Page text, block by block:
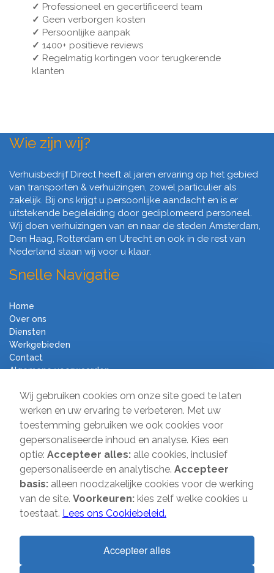
Wij gebruiken cookies om onze site goed te laten
werken en uw ervaring te verbeteren. Met uw
toestemming gebruiken we ook cookies voor
gepersonaliseerde inhoud en analyse. Kies een
optie: Accepteer alles: alle cookies, inclusief
gepersonaliseerde en analytische. Accepteer
basis: alleen noodzakelijke cookies voor de werking
van de site. Voorkeuren: kies zelf welke cookies u
toestaat. Lees ons Cookiebeleid.
Accepteer alles
✓ Professioneel en gecertificeerd team
✓ Geen verborgen kosten
✓ Persoonlijke aanpak
✓ 1400+ positieve reviews
✓ Regelmatig kortingen voor terugkerende
klanten
Wie zijn wij?
Verhuisbedrijf Direct heeft al jaren ervaring op het gebied
van transporten & verhuizingen, zowel particulier als
zakelijk. Bij ons krijgt u persoonlijke aandacht en is er
uitstekende begeleiding door gediplomeerd personeel.
Wij doen verhuizingen van en naar de steden Amsterdam,
Den Haag, Rotterdam en Utrecht en ook in de rest van
Nederland staan wij voor u klaar.
Snelle Navigatie
Home
Over ons
Diensten
Werkgebieden
Contact
Algemene voorwaarden
Verhuisbedrijf Direct
Sir Winston Churchilllaan 231A
2282 JS Rijswijk
085-2013 070
info@verhuisbedrijfdirect.nl
Website doorSMOOP